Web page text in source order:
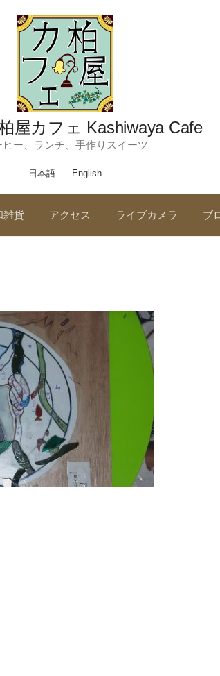
屋カフェ Kashiwaya Cafe
ヒー、ランチ、手作りスイーツ
日本語 English
雑貨 アクセス ライブカメラ ブ